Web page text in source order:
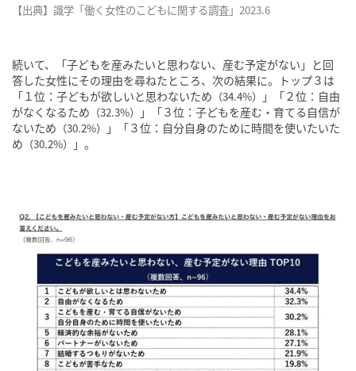
【出典】識学「働く女性のこどもに関する調査」2023.6
続いて、「子どもを産みたいと思わない、産む予定がない」と回
答した女性にその理由を尋ねたところ、次の結果に。トップ３は
「１位：子どもが欲しいと思わないため （34.4%）
」「２位：自由
がなくなるため （32.3%）
」「３位：子どもを産む・育てる自信が
ないため （30.2%）
」「３位：自分自身のために時間を使いたいた
め （30.2%） 」。